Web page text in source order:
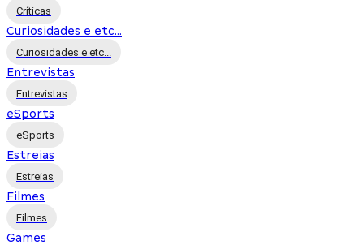
Críticas
Curiosidades e etc...
Curiosidades e etc...
Entrevistas
Entrevistas
eSports
eSports
Estreias
Estreias
Filmes
Filmes
Games